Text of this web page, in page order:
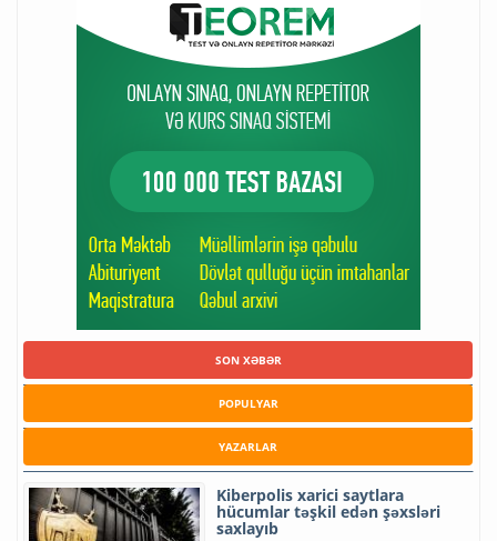
SON XƏBƏR
POPULYAR
YAZARLAR
Kiberpolis xarici saytlara
hücumlar təşkil edən şəxsləri
saxlayıb